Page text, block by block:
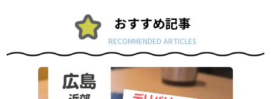
おすすめ記事
RECOMMENDED ARTICLES